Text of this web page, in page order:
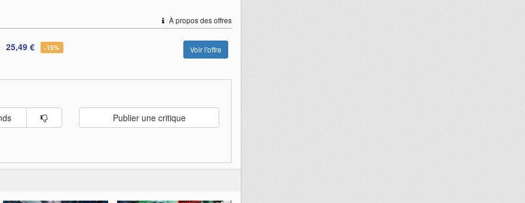
À propos des offres
25,49 € -15% Voir l'offre
Publier une critique